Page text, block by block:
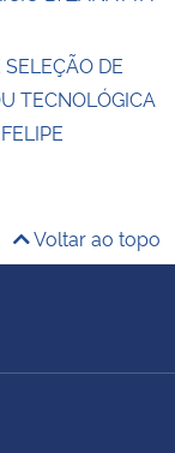
DE
TECNOLÓGICA
Voltar ao topo